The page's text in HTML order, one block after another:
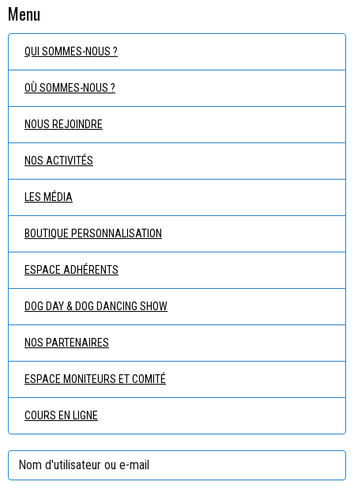
Menu
QUI SOMMES-NOUS ?
OÙ SOMMES-NOUS ?
NOUS REJOINDRE
NOS ACTIVITÉS
LES MÉDIA
BOUTIQUE PERSONNALISATION
ESPACE ADHÉRENTS
DOG DAY & DOG DANCING SHOW
NOS PARTENAIRES
ESPACE MONITEURS ET COMITÉ
COURS EN LIGNE